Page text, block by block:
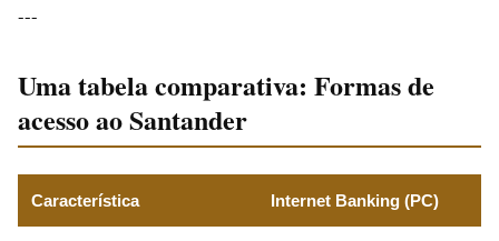
---
Uma tabela comparativa: Formas de
acesso ao Santander
Característica Internet Banking (PC)